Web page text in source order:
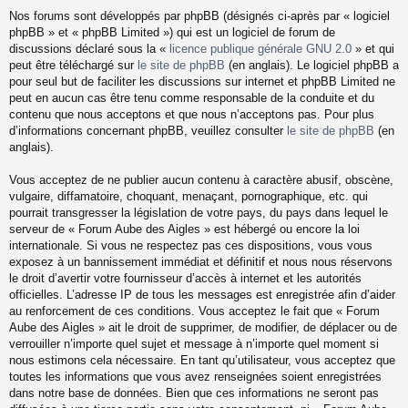
Nos forums sont développés par phpBB (désignés ci-après par « logiciel
phpBB » et « phpBB Limited ») qui est un logiciel de forum de
discussions déclaré sous la « licence publique générale GNU 2.0 » et qui
peut être téléchargé sur le site de phpBB (en anglais). Le logiciel phpBB a
pour seul but de faciliter les discussions sur internet et phpBB Limited ne
peut en aucun cas être tenu comme responsable de la conduite et du
contenu que nous acceptons et que nous n’acceptons pas. Pour plus
d’informations concernant phpBB, veuillez consulter le site de phpBB (en
anglais).
Vous acceptez de ne publier aucun contenu à caractère abusif, obscène,
vulgaire, diffamatoire, choquant, menaçant, pornographique, etc. qui
pourrait transgresser la législation de votre pays, du pays dans lequel le
serveur de « Forum Aube des Aigles » est hébergé ou encore la loi
internationale. Si vous ne respectez pas ces dispositions, vous vous
exposez à un bannissement immédiat et définitif et nous nous réservons
le droit d’avertir votre fournisseur d’accès à internet et les autorités
officielles. L’adresse IP de tous les messages est enregistrée afin d’aider
au renforcement de ces conditions. Vous acceptez le fait que « Forum
Aube des Aigles » ait le droit de supprimer, de modifier, de déplacer ou de
verrouiller n’importe quel sujet et message à n’importe quel moment si
nous estimons cela nécessaire. En tant qu’utilisateur, vous acceptez que
toutes les informations que vous avez renseignées soient enregistrées
dans notre base de données. Bien que ces informations ne seront pas